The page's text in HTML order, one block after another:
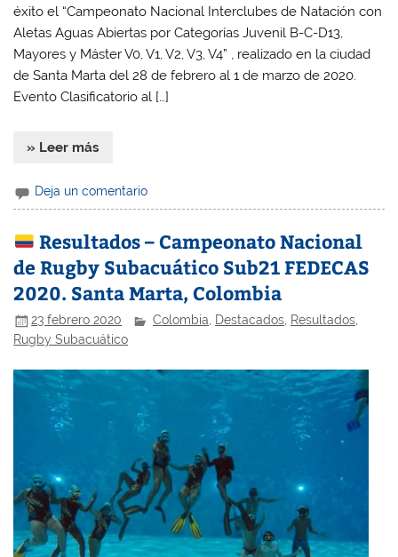
éxito el “Campeonato Nacional Interclubes de Natación con
Aletas Aguas Abiertas por Categorías Juvenil B-C-D13,
Mayores y Máster V0, V1, V2, V3, V4” , realizado en la ciudad
de Santa Marta del 28 de febrero al 1 de marzo de 2020.
Evento Clasificatorio al […]
» Leer más
Deja un comentario
Resultados – Campeonato Nacional
de Rugby Subacuático Sub21 FEDECAS
2020. Santa Marta, Colombia
23 febrero 2020 Colombia, Destacados, Resultados,
Rugby Subacuático